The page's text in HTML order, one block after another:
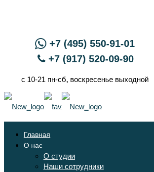
+7 (495) 550-91-01
+7 (917) 520-09-90
с 10-21 пн-сб, воскресенье выходной
Главная
О нас
О студии
Наши сотрудники